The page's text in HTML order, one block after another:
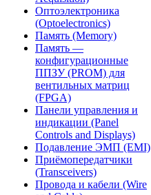
Оптоэлектроника
(Optoelectronics)
Память (Memory)
Память —
конфигурационные
ППЗУ (PROM) для
вентильных матриц
(FPGA)
Панели управления и
индикации (Panel
Controls and Displays)
Подавление ЭМП (EMI)
Приёмопередатчики
(Transceivers)
Провода и кабели (Wire